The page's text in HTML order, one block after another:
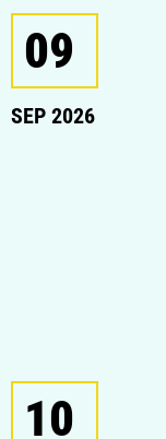
09
SEP 2026
10